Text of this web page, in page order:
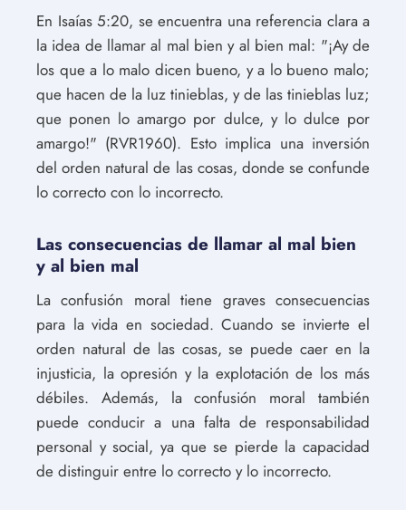
En Isaías 5:20, se encuentra una referencia clara a
la idea de llamar al mal bien y al bien mal: "¡Ay de
los que a lo malo dicen bueno, y a lo bueno malo;
que hacen de la luz tinieblas, y de las tinieblas luz;
que ponen lo amargo por dulce, y lo dulce por
amargo!" (RVR1960). Esto implica una inversión
del orden natural de las cosas, donde se confunde
lo correcto con lo incorrecto.
Las consecuencias de llamar al mal bien
y al bien mal
La confusión moral tiene graves consecuencias
para la vida en sociedad. Cuando se invierte el
orden natural de las cosas, se puede caer en la
injusticia, la opresión y la explotación de los más
débiles. Además, la confusión moral también
puede conducir a una falta de responsabilidad
personal y social, ya que se pierde la capacidad
de distinguir entre lo correcto y lo incorrecto.